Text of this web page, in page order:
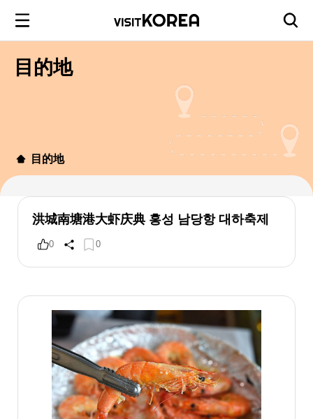
目的地
目的地
洪城南塘港大虾庆典 홍성 남당항 대하축제
0 0